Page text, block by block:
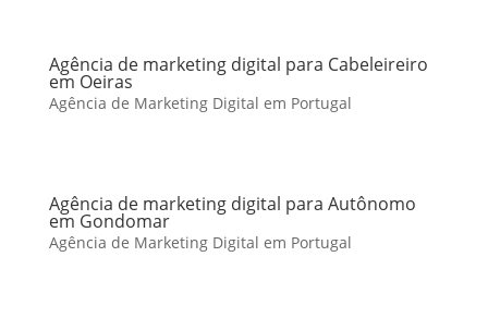
Agência de marketing digital para Cabeleireiro
em Oeiras
Agência de Marketing Digital em Portugal
Agência de marketing digital para Autônomo
em Gondomar
Agência de Marketing Digital em Portugal